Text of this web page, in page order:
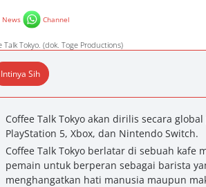
News Channel
Talk Tokyo. (dok. Toge Productions)
Intinya Sih
Coffee Talk Tokyo akan dirilis secara
PlayStation 5, Xbox, dan Nintendo Switch.
Coffee Talk Tokyo berlatar di sebuah kafe
pemain untuk berperan sebagai barista
menghangatkan hati manusia maupun